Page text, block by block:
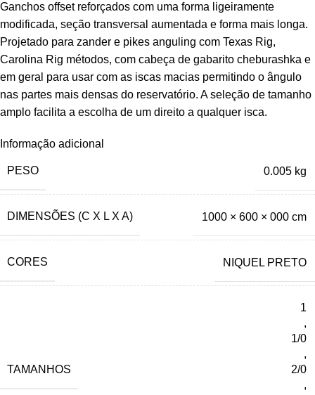
Ganchos offset reforçados com uma forma ligeiramente
modificada, seção transversal aumentada e forma mais longa.
Projetado para zander e pikes anguling com Texas Rig,
Carolina Rig métodos, com cabeça de gabarito cheburashka e
em geral para usar com as iscas macias permitindo o ângulo
nas partes mais densas do reservatório. A seleção de tamanho
amplo facilita a escolha de um direito a qualquer isca.
Informação adicional
PESO 0.005 kg
DIMENSÕES (C X L X A) 1000 × 600 × 000 cm
CORES NIQUEL PRETO
TAMANHOS
1
,
1/0
,
2/0
,